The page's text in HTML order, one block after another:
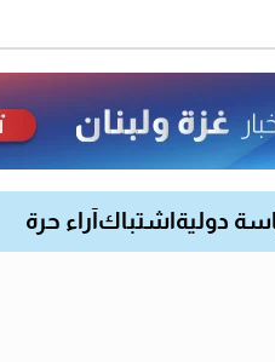
دولية اشتباك آراء حرة